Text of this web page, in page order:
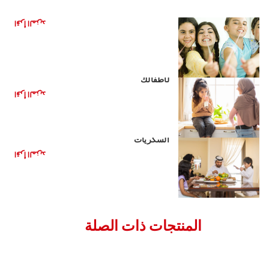
اقرأ المزيد
لأطفالك
اقرأ المزيد
السكريات
اقرأ المزيد
المنتجات ذات الصلة